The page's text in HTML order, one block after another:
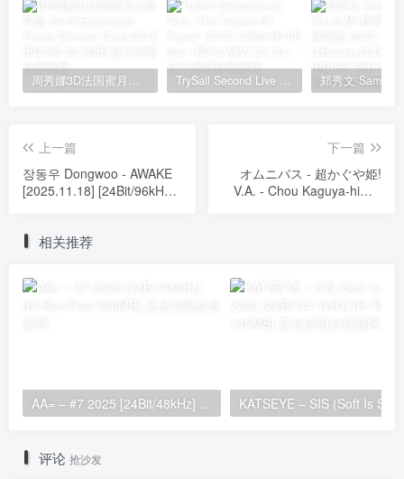
上一篇
장동우 Dongwoo - AWAKE
[2025.11.18] [24Bit/96kHz]
下一篇
オムニバス - 超かぐや姫!
V.A. - Chou Kaguya-hime!
相关推荐
评论 抢沙发